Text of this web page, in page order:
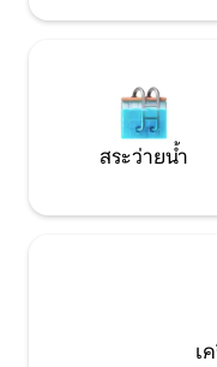
ขวางและสดใส ทั้งหน้า
พื้นที่หนึ่งกับอีกพื้นที่หนึ่
เตียง 2 เตียงในห้องนอ
พร้อมที่นอนแข็งแรงแล
เตียงแต่ละเตียงมีหมอน
เต็มรูปแบบ 2 ห้อง ห้อง
ถุงเมล็ดฝักบัวเหมาะส
ขณะดูสมาร์ททีวีพร้อม
สามารถดูทีวีทุกช่องใน
สระว่ายน้ำ
เ